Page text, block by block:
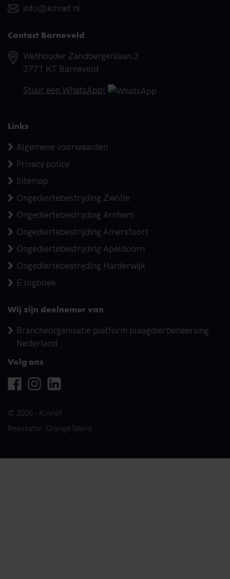
E-mail
info@kinnef.nl
Contact Barneveld
Adres
Wethouder Zandbergenlaan 3
3771 KT Barneveld
Telefoonnummer
Stuur een WhatsApp!
Links
Algemene voorwaarden
Privacy policy
Sitemap
Ongediertebestrijding Zwolle
Ongediertebestrijding Arnhem
Ongediertebestrijding Amersfoort
Ongediertebestrijding Apeldoorn
Ongediertebestrijding Harderwijk
E logboek
Wij zijn deelnemer van
Brancheorganisatie platform plaagdierbeheersing
Nederland
Volg ons
Facebook
InstagramLinkedin
© 2026 - Kinnef
Realisatie: OrangeTalent